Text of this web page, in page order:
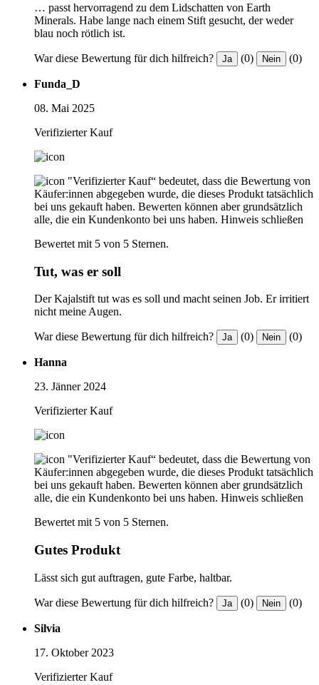
… passt hervorragend zu dem Lidschatten von Earth
Minerals. Habe lange nach einem Stift gesucht, der weder
blau noch rötlich ist.
War diese Bewertung für dich hilfreich? Ja (0) Nein (0)
Funda_D
08. Mai 2025
Verifizierter Kauf
"Verifizierter Kauf“ bedeutet, dass die Bewertung von
Käufer:innen abgegeben wurde, die dieses Produkt tatsächlich
bei uns gekauft haben. Bewerten können aber grundsätzlich
alle, die ein Kundenkonto bei uns haben. Hinweis schließen
Bewertet mit 5 von 5 Sternen.
Tut, was er soll
Der Kajalstift tut was es soll und macht seinen Job. Er irritiert
nicht meine Augen.
War diese Bewertung für dich hilfreich? Ja (0) Nein (0)
Hanna
23. Jänner 2024
Verifizierter Kauf
"Verifizierter Kauf“ bedeutet, dass die Bewertung von
Käufer:innen abgegeben wurde, die dieses Produkt tatsächlich
bei uns gekauft haben. Bewerten können aber grundsätzlich
alle, die ein Kundenkonto bei uns haben. Hinweis schließen
Bewertet mit 5 von 5 Sternen.
Gutes Produkt
Lässt sich gut auftragen, gute Farbe, haltbar.
War diese Bewertung für dich hilfreich? Ja (0) Nein (0)
Silvia
17. Oktober 2023
Verifizierter Kauf